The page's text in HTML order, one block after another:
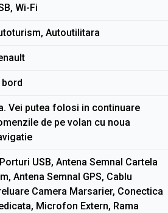
Wi-Fi
Autoutilitara
bord
Vei putea folosi in continuare
de pe volan cu noua
USB, Antena Semnal Cartela
Antena Semnal GPS, Cablu
Camera Marsarier, Conectica
Microfon Extern, Rama